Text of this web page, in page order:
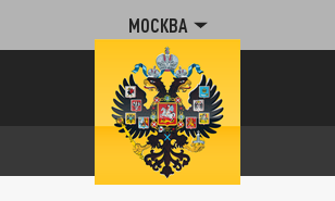
МОСКВА